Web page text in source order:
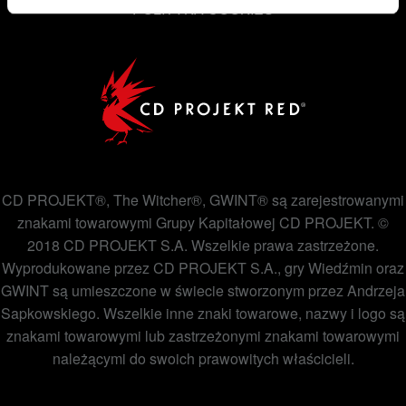
POLITYKA COOKIES
CD PROJEKT®, The Witcher®, GWINT® są zarejestrowanymi
znakami towarowymi Grupy Kapitałowej CD PROJEKT. ©
2018 CD PROJEKT S.A. Wszelkie prawa zastrzeżone.
Wyprodukowane przez CD PROJEKT S.A., gry Wiedźmin oraz
GWINT są umieszczone w świecie stworzonym przez Andrzeja
Sapkowskiego. Wszelkie inne znaki towarowe, nazwy i logo są
znakami towarowymi lub zastrzeżonymi znakami towarowymi
należącymi do swoich prawowitych właścicieli.